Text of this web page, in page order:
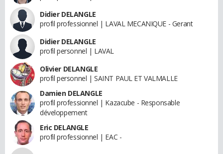
Didier DELANGLE
profil professionnel | LAVAL MECANIQUE - Gerant
Didier DELANGLE
profil personnel | LAVAL
Olivier DELANGLE
profil personnel | SAINT PAUL ET VALMALLE
Damien DELANGLE
profil professionnel | Kazacube - Responsable
développement
Eric DELANGLE
profil professionnel | EAC -